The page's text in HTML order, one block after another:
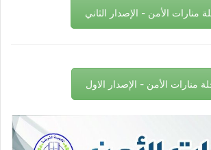
منارات الأمن - الإصدار الثاني
منارات الأمن - الإصدار الاول